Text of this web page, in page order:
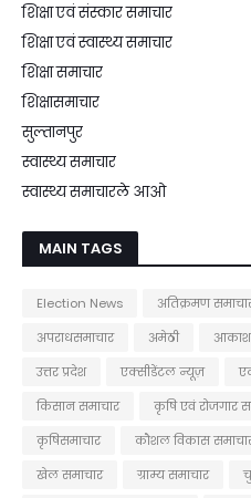
शिक्षा एवं संस्कार समाचार
शिक्षा एवं स्वास्थ्य समाचार
शिक्षा समाचार
शिक्षासमाचार
सुल्तानपुर
स्वास्थ्य समाचार
स्वास्थ्य समाचारले आओ
MAIN TAGS
Election News अतिक्रमण
अपराधसमाचार
अमेठी आकाश
उत्तर प्रदेश
एक्सीडेंटल न्यूज़
किसान समाचार
कृषि एवं रोजगार
कृषिसमाचार
कौशल विकास
खेल समाचार
ग्राम्य समाचार